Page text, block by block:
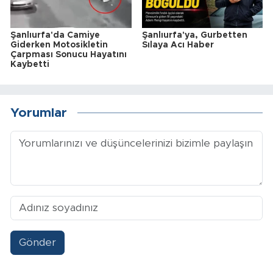
Şanlıurfa'da Camiye
Giderken Motosikletin
Çarpması Sonucu Hayatını
Kaybetti
Şanlıurfa'ya, Gurbetten
Sılaya Acı Haber
Yorumlar
Gönder